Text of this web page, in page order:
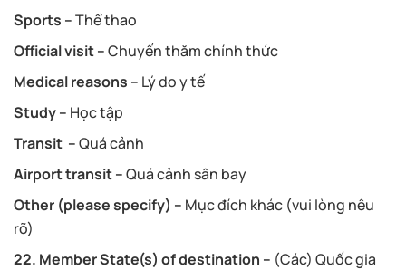
Sports –Thể thao
Official visit –Chuyến thăm chính thức
Medical reasons – Lý do y tế
Study – Học tập
Transit –Quá cảnh
Airport transit –Quá cảnh sân bay
Other (please specify) – Mục đích khác (vui lòng nêu
rõ)
22. Member State(s) of destination – (Các) Quốc gia